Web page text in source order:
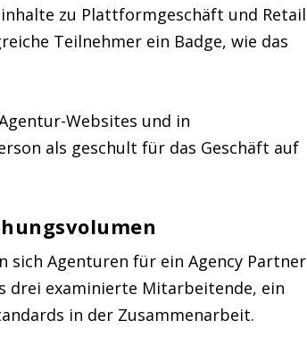
zu Plattformgeschäft und Retail
Teilnehmer ein Badge, wie das
Websites und in
als geschult für das Geschäft auf
sich Agenturen für ein Agency Partner
drei examinierte Mitarbeitende, ein
in der Zusammenarbeit.